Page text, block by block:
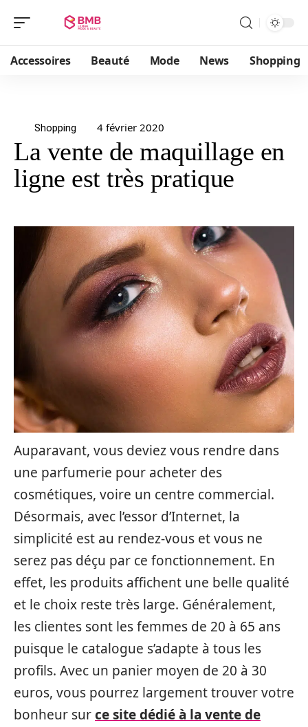
Accessoires Beauté Mode News Shopping
Shopping 4 février 2020
La vente de maquillage en
ligne est très pratique
Auparavant, vous deviez vous rendre dans
une parfumerie pour acheter des
cosmétiques, voire un centre commercial.
Désormais, avec l’essor d’Internet, la
simplicité est au rendez-vous et vous ne
serez pas déçu par ce fonctionnement. En
effet, les produits affichent une belle qualité
et le choix reste très large. Généralement,
les clientes sont les femmes de 20 à 65 ans
puisque le catalogue s’adapte à tous les
profils. Avec un panier moyen de 20 à 30
euros, vous pourrez largement trouver votre
bonheur surce site dédié à la vente de